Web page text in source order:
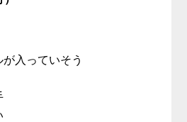
入っていそう